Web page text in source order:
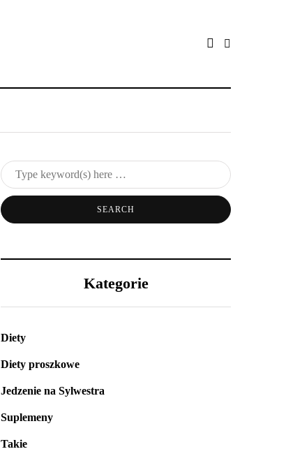
Kategorie
Diety
Diety proszkowe
Jedzenie na Sylwestra
Suplemeny
Takie